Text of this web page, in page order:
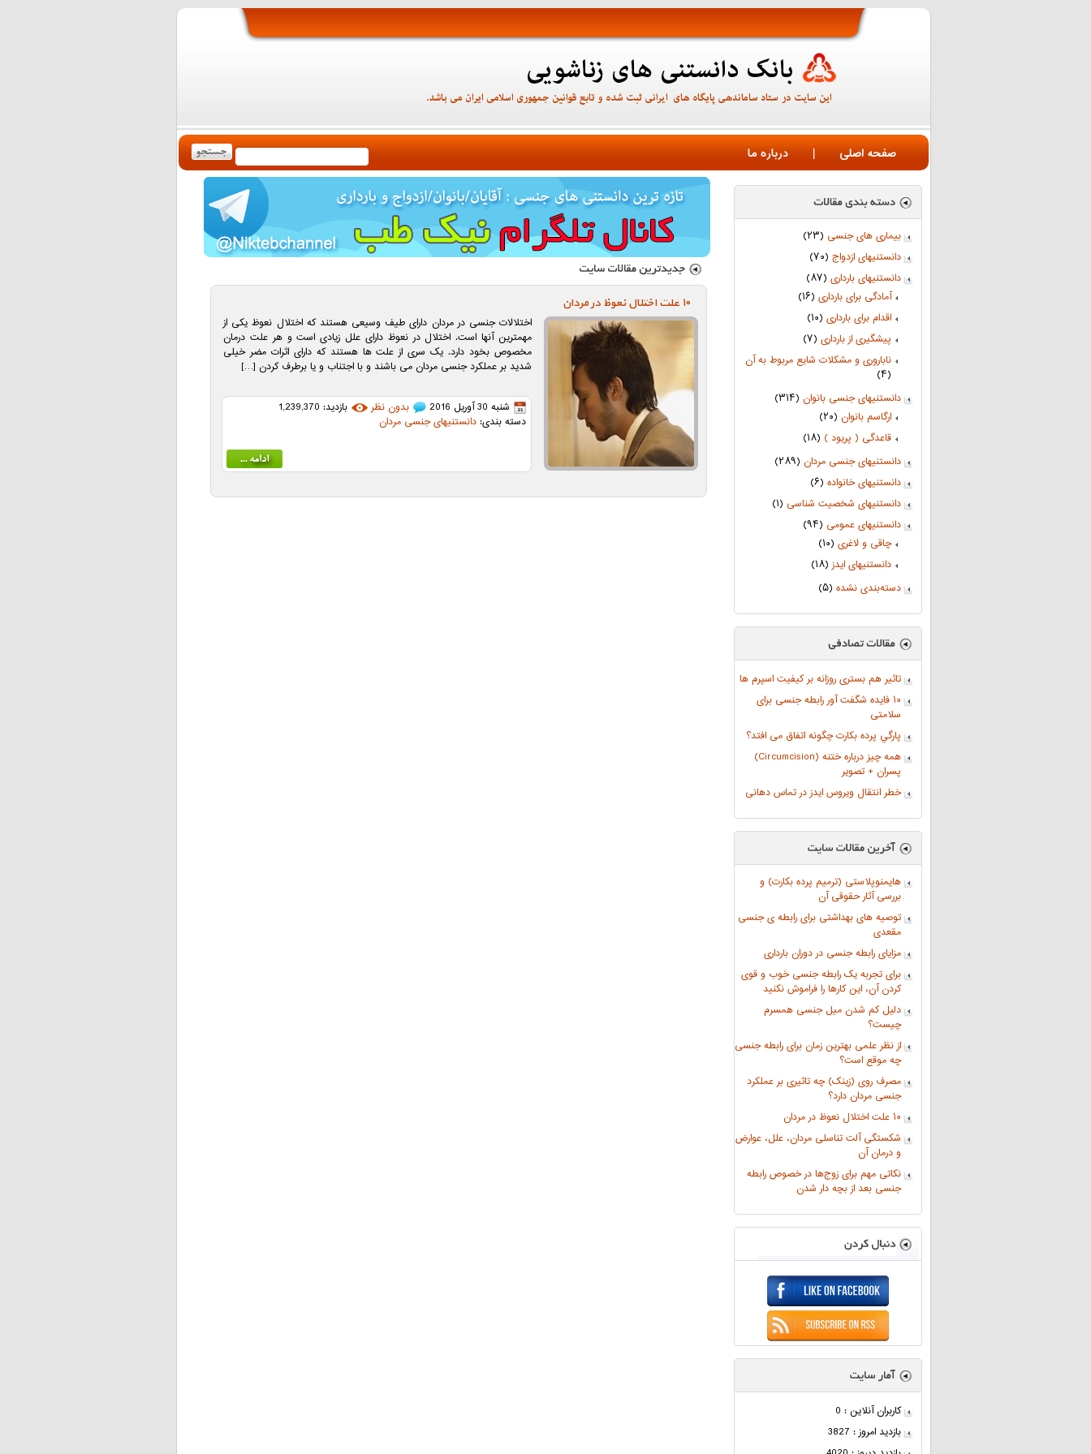
صفحه اصلی | درباره ما
بیماری های جنسی (۲۳)
دانستنیهای ازدواج (۷۰)
دانستنیهای بارداری (۸۷)
آمادگی برای بارداری (۱۶)
اقدام برای بارداری (۱۰)
پیشگیری از بارداری (۷)
ناباروری و مشکلات شایع مربوط به آن
(۴)
دانستنیهای جنسی بانوان (۳۱۴)
ارگاسم بانوان (۲۰)
قاعدگی ( پریود ) (۱۸)
دانستنیهای جنسی مردان (۲۸۹)
دانستنیهای خانواده (۶)
دانستنیهای شخصیت شناسی (۱)
دانستنیهای عمومی (۹۴)
چاقی و لاغری (۱۰)
دانستنیهای ایدز(۱۸)
دسته‌بندی نشده (۵)
تاثیر هم بستری روزانه بر کیفیت اسپرم ها
۱۰ فایده شگفت آور رابطه جنسی برای
سلامتی
پارگي پرده بکارت چگونه اتفاق می افتد؟
همه چیز درباره ختنه (Circumcision)
پسران + تصویر
خطر انتقال ویروس ایدز در تماس دهانی
هایمنوپلاستی (ترمیم پرده بکارت) و
بررسی آثار حقوقی آن
توصیه های بهداشتی برای رابطه ی جنسی
مقعدی
مزایای رابطه جنسی در دوران بارداری
برای تجربه یک رابطه جنسی خوب و قوی
کردن آن، این کارها را فراموش نکنید
دلیل کم شدن میل جنسی همسرم
چیست؟
از نظر علمی بهترین زمان برای رابطه جنسی
چه موقع است؟
مصرف روی (زینک) چه تاثیری بر عملکرد
جنسی مردان دارد؟
۱۰ علت اختلال نعوظ در مردان
شکستگی آلت تناسلی مردان، علل، عوارض
و درمان آن
نکاتی مهم برای زوج‌ها در خصوص رابطه
جنسی بعد از بچه دار شدن
کاربران آنلاین : 0
بازدید امروز : 3827
۱۰ علت اختلال نعوظ در مردان
اختلالات جنسی در مردان دارای طیف وسیعی هستند که اختلال نعوظ یکی از
مهمترین آنها است. اختلال در نعوظ دارای علل زیادی است و هر علت درمان
مخصوص بخود دارد. یک سری از علت ها هستند که دارای اثرات مضر خیلی
شدید بر عملکرد جنسی مردان می باشند و با اجتناب و یا برطرف کردن […]
شنبه 30 آوریل 2016 بدون نظر
بازدید: 1,239,370
دسته بندی:دانستنیهای جنسی مردان